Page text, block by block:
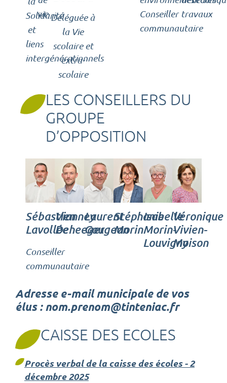
Solidarité
et
liens
intergénérationnels
vie Déléguée à
la Vie
scolaire et
extra-
scolaire
Conseiller
communautaire
travaux
LES CONSEILLERS DU
GROUPE
D’OPPOSITION
Sébastien
Lavollée
Conseiller
communautaire
Vianney
Deheeger
Laurent
Gougeon
Stéphanie
Morin
Isabelle
Morin-
Louvigny
Véronique
Vivien-
Moison
Adresse e-mail municipale de vos
élus : nom.prenom@tinteniac.fr
CAISSE DES ECOLES
Procès verbal de la caisse des écoles - 2
décembre 2025